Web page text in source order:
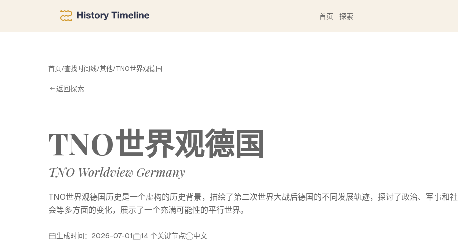
首页 探索
首页/查找时间线/其他/TNO世界观德国
返回探索
TNO世界观德国
TNO Worldview Germany
TNO世界观德国历史是一个虚构的历史背景，描绘了第二次世界大战后德国的不同发展轨迹，探讨了政治、军事和社
会等多方面的变化，展示了一个充满可能性的平行世界。
生成时间：2026-07-01 14 个关键节点 中文